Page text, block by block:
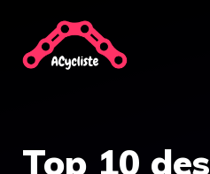
contenu
Top 10 des